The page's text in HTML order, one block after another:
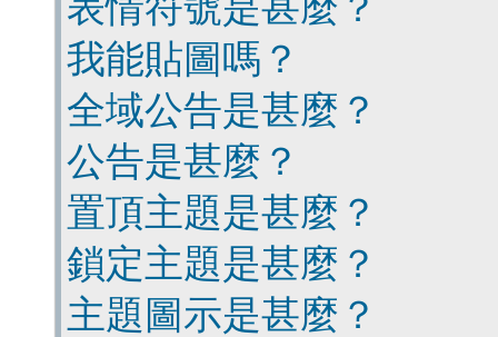
我能貼圖嗎？
全域公告是甚麼？
公告是甚麼？
置頂主題是甚麼？
鎖定主題是甚麼？
主題圖示是甚麼？